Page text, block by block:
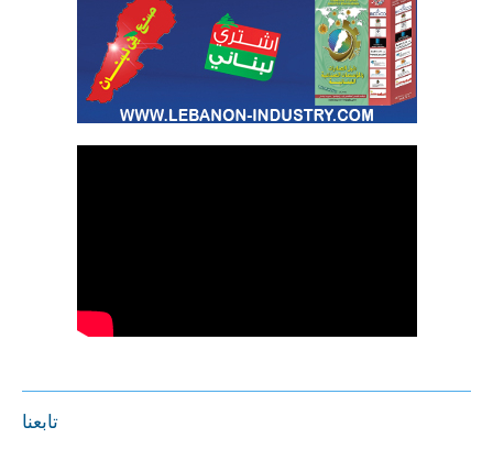
تابعنا